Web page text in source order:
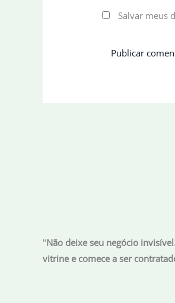
Salvar meus
"Não deixe seu negócio
vitrine e comece a ser